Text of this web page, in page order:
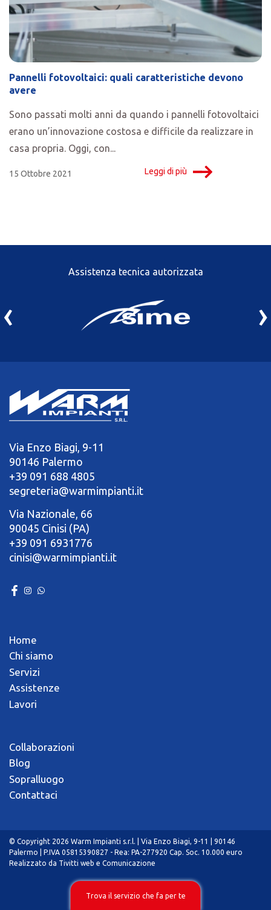
Pannelli fotovoltaici: quali caratteristiche devono
avere
Sono passati molti anni da quando i pannelli fotovoltaici
erano un’innovazione costosa e difficile da realizzare in
casa propria. Oggi, con...
15 Ottobre 2021 Leggi di più
Assistenza tecnica autorizzata
‹ ›
Via Enzo Biagi, 9-11
90146 Palermo
+39 091 688 4805
segreteria@warmimpianti.it
Via Nazionale, 66
90045 Cinisi (PA)
+39 091 6931776
cinisi@warmimpianti.it
Home
Chi siamo
Servizi
Assistenze
Lavori
Collaborazioni
Blog
Sopralluogo
Contattaci
© Copyright 2026 Warm Impianti s.r.l. | Via Enzo Biagi, 9-11 | 90146
Palermo | P.IVA 05815390827 - Rea: PA-277920 Cap. Soc. 10.000 euro
Realizzato da Tivitti web e Comunicazione
Trova il servizio che fa per te